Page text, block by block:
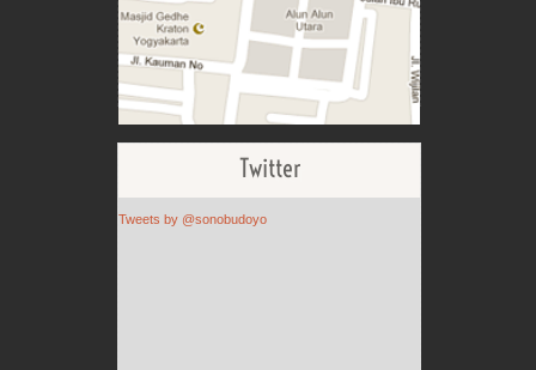
Twitter
Tweets by @sonobudoyo